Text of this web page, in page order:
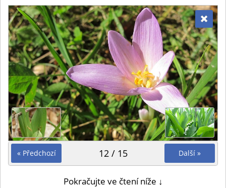
« Předchozí Další »
12 / 15
Pokračujte ve čtení níže ↓